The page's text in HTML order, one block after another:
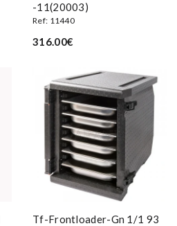
-11(20003)
Ref: 11440
316.00€
Tf-Frontloader-Gn 1/1 93